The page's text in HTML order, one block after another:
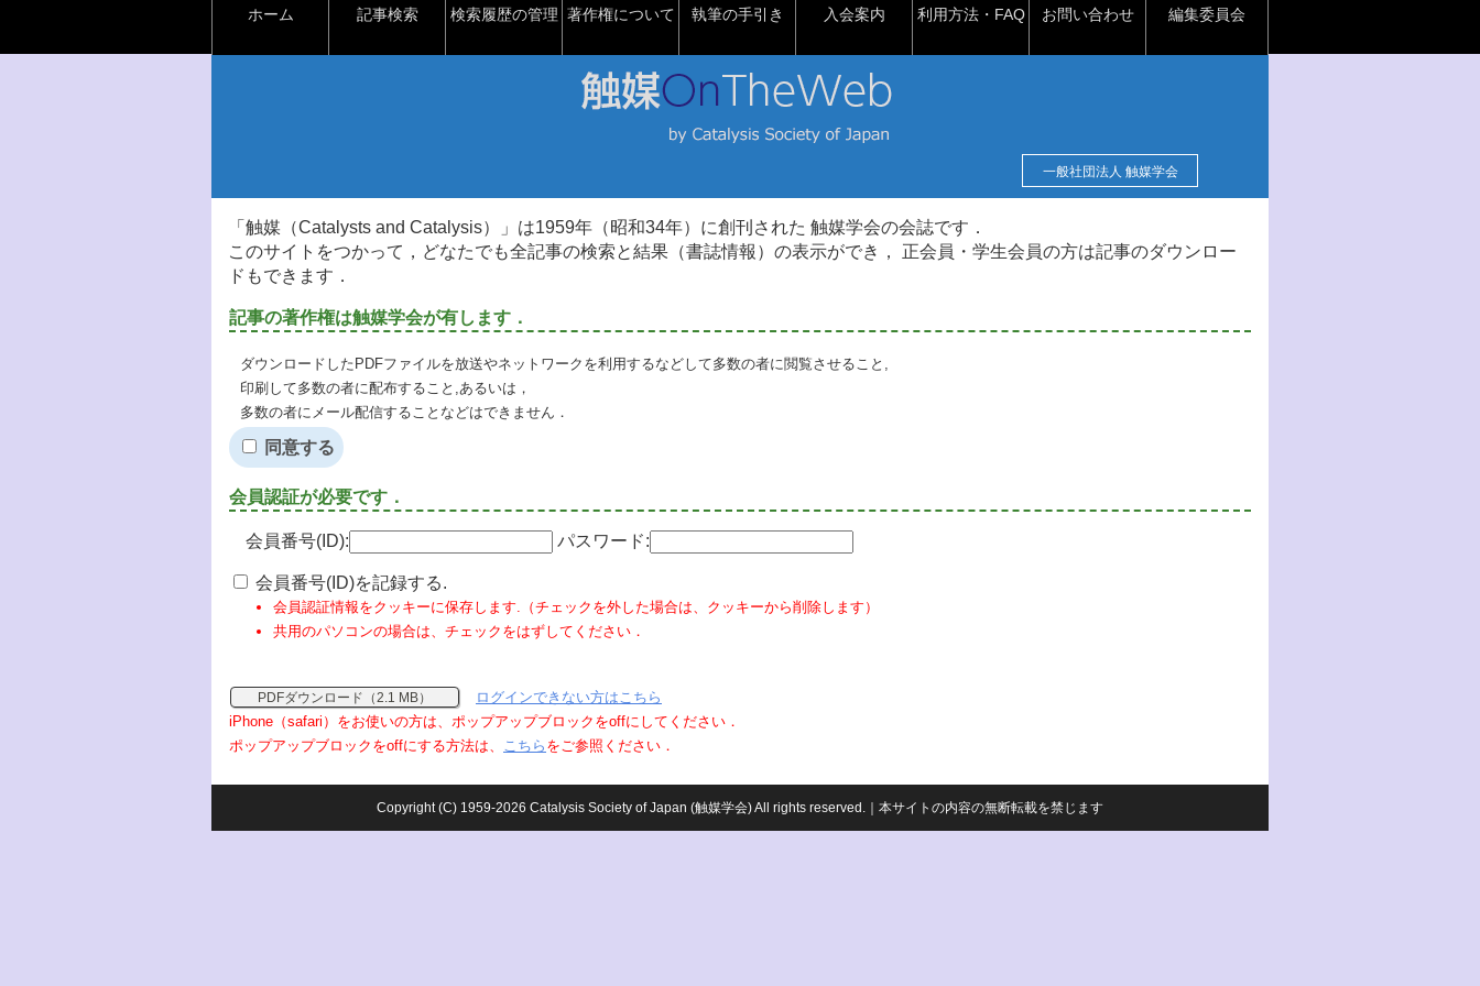
ホーム 記事検索 検索履歴の管理 著作権について 執筆の手引き 入会案内 利用方法・FAQ お問い合わせ 編集委員会
一般社団法人 触媒学会
「触媒（Catalysts and Catalysis）」は1959年（昭和34年）に創刊された 触媒学会の会誌です．
このサイトをつかって，どなたでも全記事の検索と結果（書誌情報）の表示ができ， 正会員・学生会員の方は記事のダウンロー
ドもできます．
記事の著作権は触媒学会が有します．
ダウンロードしたPDFファイルを放送やネットワークを利用するなどして多数の者に閲覧させること,
印刷して多数の者に配布すること,あるいは，
多数の者にメール配信することなどはできません．
同意する
会員認証が必要です．
会員番号(ID): パスワード:
会員番号(ID)を記録する.
会員認証情報をクッキーに保存します.（チェックを外した場合は、クッキーから削除します）
共用のパソコンの場合は、チェックをはずしてください．
PDFダウンロード（2.1 MB）
ログインできない方はこちら
iPhone（safari）をお使いの方は、ポップアップブロックをoffにしてください．
ポップアップブロックをoffにする方法は、 こちら をご参照ください．
Copyright (C) 1959-2026 Catalysis Society of Japan (触媒学会) All rights reserved.｜本サイトの内容の無断転載を禁じます